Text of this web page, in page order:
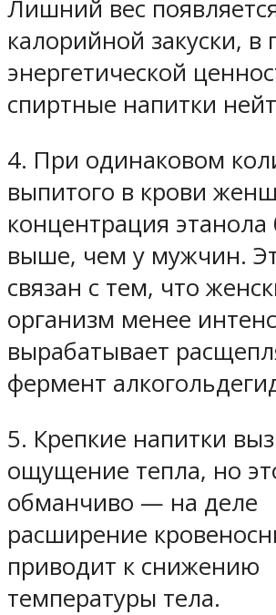
Лишний вес
калорийной закуски, в
энергетической
спиртные напитки
4. При одинаковом
выпитого в крови
концентрация этанола
выше, чем у мужчин.
связан с тем, что
организм менее
вырабатывает
фермент
5. Крепкие напитки
ощущение тепла, но
обманчиво — на деле
расширение
приводит к снижению
температуры тела.